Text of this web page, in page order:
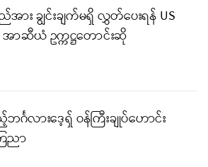
ား ချွင်းချက်မရှိ လွှတ်ပေးရန် US
အာဆီယံ ဥက္ကဋ္ဌတောင်းဆို
ဂလားဒေ့ရှ် ဝန်ကြီးချုပ်ဟောင်း
ညာ